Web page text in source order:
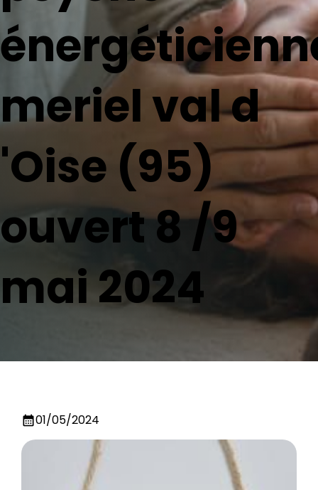
meriel val d
'Oise (95)
ouvert 8 /9
mai 2024
calendar_month01/05/2024